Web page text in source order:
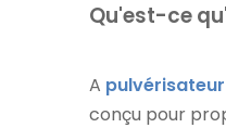
Qu'est-ce
A
conçu pour